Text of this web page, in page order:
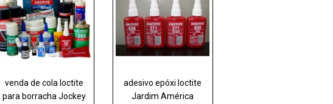
venda de cola loctite
para borracha Jockey
adesivo epóxi loctite
Jardim América